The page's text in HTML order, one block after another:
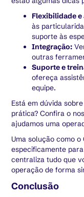
Flexibilidade
às
suporte às
Integração:
outras
Suporte e
ofereça
equipe.
Está em dúvida
prática? Confira o
ajudamos uma
Uma solução como
especificamente
centraliza tudo que
operação de forma
Conclusão